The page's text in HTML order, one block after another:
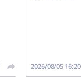
2026/08/05 16:20